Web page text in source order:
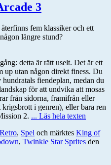
3
fem klassiker och ett
längre stund?
detta är rätt uselt. Det är ett
up utan någon direkt finess. Du
hundratals fiendeplan, medan du
för att undvika att mosas
från sidorna, framifrån eller
i genren), eller bara ren
2. ... Läs hela texten
Retro, Spel och märktes King of
, Twinkle Star Sprites den